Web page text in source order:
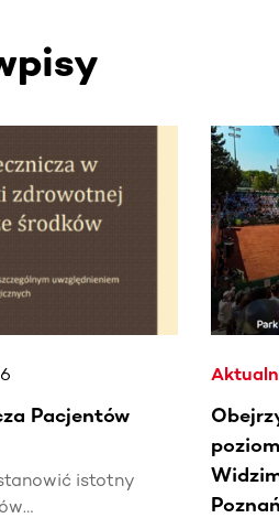
przewijane w poziomie. Użyj
Pacjentów
istotny